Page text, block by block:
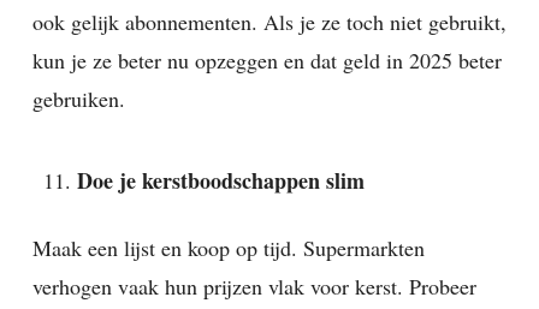
ook gelijk abonnementen. Als je ze toch niet gebruikt,
kun je ze beter nu opzeggen en dat geld in 2025 beter
gebruiken.
Doe je kerstboodschappen slim
Maak een lijst en koop op tijd. Supermarkten
verhogen vaak hun prijzen vlak voor kerst. Probeer